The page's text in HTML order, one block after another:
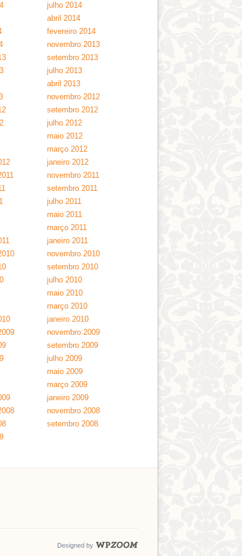
julho 2014
abril 2014
fevereiro 2014
novembro 2013
setembro 2013
julho 2013
abril 2013
novembro 2012
setembro 2012
julho 2012
maio 2012
março 2012
janeiro 2012
novembro 2011
setembro 2011
julho 2011
maio 2011
março 2011
janeiro 2011
novembro 2010
setembro 2010
julho 2010
maio 2010
março 2010
janeiro 2010
novembro 2009
setembro 2009
julho 2009
maio 2009
março 2009
janeiro 2009
novembro 2008
setembro 2008
Designed by